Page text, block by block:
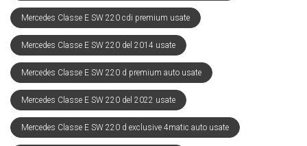
Mercedes Classe E SW 220 cdi premium usate
Mercedes Classe E SW 220 del 2014 usate
Mercedes Classe E SW 220 d premium auto usate
Mercedes Classe E SW 220 del 2022 usate
Mercedes Classe E SW 220 d exclusive 4matic auto usate